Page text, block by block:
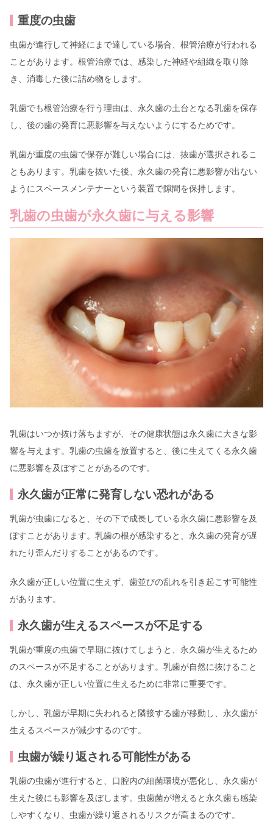
重度の虫歯
虫歯が進行して神経にまで達している場合、根管治療が行われる
ことがあります。根管治療では、感染した神経や組織を取り除
き、消毒した後に詰め物をします。
乳歯でも根管治療を行う理由は、永久歯の土台となる乳歯を保存
し、後の歯の発育に悪影響を与えないようにするためです。
乳歯が重度の虫歯で保存が難しい場合には、抜歯が選択されるこ
ともあります。乳歯を抜いた後、永久歯の発育に悪影響が出ない
ようにスペースメンテナーという装置で隙間を保持します。
乳歯の虫歯が永久歯に与える影響
乳歯はいつか抜け落ちますが、その健康状態は永久歯に大きな影
響を与えます。乳歯の虫歯を放置すると、後に生えてくる永久歯
に悪影響を及ぼすことがあるのです。
永久歯が正常に発育しない恐れがある
乳歯が虫歯になると、その下で成長している永久歯に悪影響を及
ぼすことがあります。乳歯の根が感染すると、永久歯の発育が遅
れたり歪んだりすることがあるのです。
永久歯が正しい位置に生えず、歯並びの乱れを引き起こす可能性
があります。
永久歯が生えるスペースが不足する
乳歯が重度の虫歯で早期に抜けてしまうと、永久歯が生えるため
のスペースが不足することがあります。乳歯が自然に抜けること
は、永久歯が正しい位置に生えるために非常に重要です。
しかし、乳歯が早期に失われると隣接する歯が移動し、永久歯が
生えるスペースが減少するのです。
虫歯が繰り返される可能性がある
乳歯の虫歯が進行すると、口腔内の細菌環境が悪化し、永久歯が
生えた後にも影響を及ぼします。虫歯菌が増えると永久歯も感染
しやすくなり、虫歯が繰り返されるリスクが高まるのです。